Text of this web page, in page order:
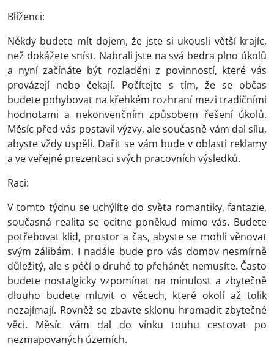
Blíženci:
Někdy budete mít dojem, že jste si ukousli větší krajíc,
než dokážete sníst. Nabrali jste na svá bedra plno úkolů
a nyní začínáte být rozladěni z povinností, které vás
provázejí nebo čekají. Počítejte s tím, že se občas
budete pohybovat na křehkém rozhraní mezi tradičními
hodnotami a nekonvenčním způsobem řešení úkolů.
Měsíc před vás postavil výzvy, ale současně vám dal sílu,
abyste vždy uspěli. Dařit se vám bude v oblasti reklamy
a ve veřejné prezentaci svých pracovních výsledků.
Raci:
V tomto týdnu se uchýlíte do světa romantiky, fantazie,
současná realita se ocitne poněkud mimo vás. Budete
potřebovat klid, prostor a čas, abyste se mohli věnovat
svým zálibám. I nadále bude pro vás domov nesmírně
důležitý, ale s péčí o druhé to přehánět nemusíte. Často
budete nostalgicky vzpomínat na minulost a zbytečně
dlouho budete mluvit o věcech, které okolí až tolik
nezajímají. Rovněž se zbavte sklonu hromadit zbytečné
věci. Měsíc vám dal do vínku touhu cestovat po
nezmapovaných územích.